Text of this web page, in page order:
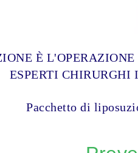
È
ESPERTI CHIRURGHI
Pacchetto di